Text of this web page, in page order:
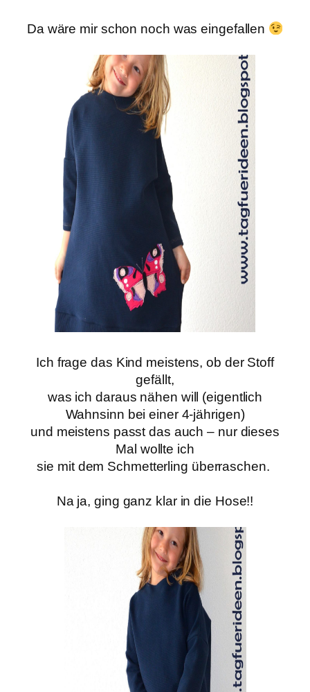
Da wäre mir schon noch was eingefallen
Ich frage das Kind meistens, ob der Stoff
gefällt,
was ich daraus nähen will (eigentlich
Wahnsinn bei einer 4-jährigen)
und meistens passt das auch – nur dieses
Mal wollte ich
sie mit dem Schmetterling überraschen.
Na ja, ging ganz klar in die Hose!!